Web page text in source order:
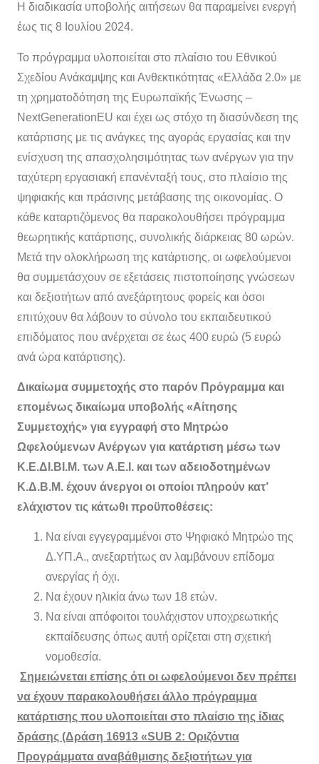
Η διαδικασία υποβολής αιτήσεων θα παραμείνει ενεργή
έως τις 8 Ιουλίου 2024.
Το πρόγραμμα υλοποιείται στο πλαίσιο του Εθνικού
Σχεδίου Ανάκαμψης και Ανθεκτικότητας «Ελλάδα 2.0» με
τη χρηματοδότηση της Ευρωπαϊκής Ένωσης –
NextGenerationEU και έχει ως στόχο τη διασύνδεση της
κατάρτισης με τις ανάγκες της αγοράς εργασίας και την
ενίσχυση της απασχολησιμότητας των ανέργων για την
ταχύτερη εργασιακή επανένταξή τους, στο πλαίσιο της
ψηφιακής και πράσινης μετάβασης της οικονομίας. Ο
κάθε καταρτιζόμενος θα παρακολουθήσει πρόγραμμα
θεωρητικής κατάρτισης, συνολικής διάρκειας 80 ωρών.
Μετά την ολοκλήρωση της κατάρτισης, οι ωφελούμενοι
θα συμμετάσχουν σε εξετάσεις πιστοποίησης γνώσεων
και δεξιοτήτων από ανεξάρτητους φορείς και όσοι
επιτύχουν θα λάβουν το σύνολο του εκπαιδευτικού
επιδόματος που ανέρχεται σε έως 400 ευρώ (5 ευρώ
ανά ώρα κατάρτισης).
Δικαίωμα συμμετοχής στο παρόν Πρόγραμμα και
επομένως δικαίωμα υποβολής «Αίτησης
Συμμετοχής» για εγγραφή στο Μητρώο
Ωφελούμενων Ανέργων για κατάρτιση μέσω των
Κ.Ε.ΔΙ.ΒΙ.Μ. των Α.Ε.Ι. και των αδειοδοτημένων
Κ.Δ.Β.Μ. έχουν άνεργοι οι οποίοι πληρούν κατ’
ελάχιστον τις κάτωθι προϋποθέσεις:
Να είναι εγγεγραμμένοι στο Ψηφιακό Μητρώο της
Δ.ΥΠ.Α., ανεξαρτήτως αν λαμβάνουν επίδομα
ανεργίας ή όχι.
Να έχουν ηλικία άνω των 18 ετών.
Να είναι απόφοιτοι τουλάχιστον υποχρεωτικής
εκπαίδευσης όπως αυτή ορίζεται στη σχετική
νομοθεσία.
Σημειώνεται επίσης ότι οι ωφελούμενοι δεν πρέπει
να έχουν παρακολουθήσει άλλο πρόγραμμα
κατάρτισης που υλοποιείται στο πλαίσιο της ίδιας
δράσης (Δράση 16913 «SUB 2: Οριζόντια
Προγράμματα αναβάθμισης δεξιοτήτων για